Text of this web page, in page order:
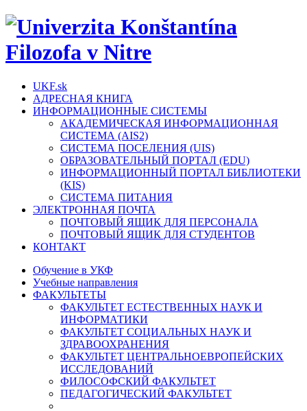
UKF.sk
АДРЕСНАЯ КНИГА
ИНФОРМАЦИОННЫЕ СИСТЕМЫ
АКАДЕМИЧЕСКАЯ ИНФОРМАЦИОННАЯ
СИСТЕМА (AIS2)
СИСТЕМА ПОСЕЛЕНИЯ (UIS)
ОБРАЗОВАТЕЛЬНЫЙ ПОРТАЛ (EDU)
ИНФОРМАЦИОННЫЙ ПОРТАЛ БИБЛИОТЕКИ
(KIS)
СИСТЕМА ПИТАНИЯ
ЭЛЕКТРОННАЯ ПОЧТА
ПОЧТОВЫЙ ЯЩИК ДЛЯ ПЕРСОНАЛА
ПОЧТОВЫЙ ЯЩИК ДЛЯ СТУДЕНТОВ
КОНТАКТ
Обучение в УКФ
Учебные направления
ФАКУЛЬТЕТЫ
ФАКУЛЬТЕТ ЕСТЕСТВЕННЫХ НАУК И
ИНФОРМАТИКИ
ФАКУЛЬТЕТ СОЦИАЛЬНЫХ НАУК И
ЗДРАВООХРАНЕНИЯ
ФАКУЛЬТЕТ ЦЕНТРАЛЬНОЕВРОПЕЙСКИХ
ИССЛЕДОВАНИЙ
ФИЛОСОФСКИЙ ФАКУЛЬТЕТ
ПЕДАГОГИЧЕСКИЙ ФАКУЛЬТЕТ